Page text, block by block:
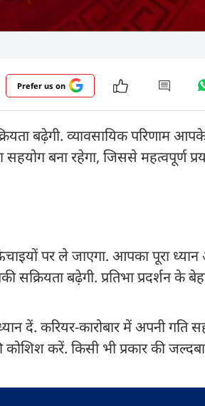
Prefer us on
बढ़ेगी. व्यावसायिक परिणाम
बना रहेगा, जिससे महत्वपूर्ण
पर ले जाएगा. आपका पूरा ध्यान
सक्रियता बढ़ेगी. प्रतिभा प्रदर्शन के
दें. करियर-कारोबार में अपनी गति
कोशिश करें. किसी भी प्रकार की